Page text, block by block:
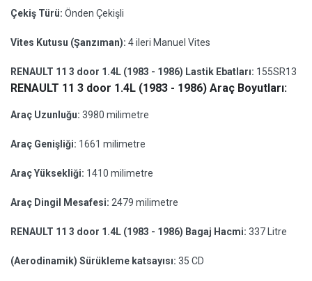
Çekiş Türü: Önden Çekişli
Vites Kutusu (Şanzıman): 4 ileri Manuel Vites
RENAULT 11 3 door 1.4L (1983 - 1986) Lastik Ebatları: 155SR13
RENAULT 11 3 door 1.4L (1983 - 1986) Araç Boyutları:
Araç Uzunluğu: 3980 milimetre
Araç Genişliği: 1661 milimetre
Araç Yüksekliği: 1410 milimetre
Araç Dingil Mesafesi: 2479 milimetre
RENAULT 11 3 door 1.4L (1983 - 1986) Bagaj Hacmi: 337 Litre
(Aerodinamik) Sürükleme katsayısı: 35 CD